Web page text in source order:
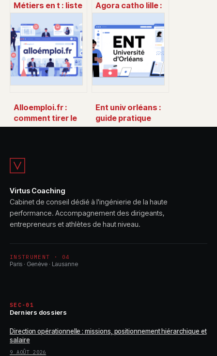
Métiers en t : liste
d’idées de
carrières qui
recrutent
vraiment
Agora catho lille :
tout ce qu’il faut
savoir pour bien
en profiter
Alloemploi.fr :
comment tirer le
meilleur parti de
Ent univ orléans :
guide pratique
complet pour
Virtus Coaching
Cabinet de conseil dédié à l'ingénierie de la haute
performance. Accompagnement des dirigeants,
entrepreneurs et athlètes de haut niveau.
INSTRUMENT · 04
Paris · Genève · Lausanne
SEC-01
Derniers dossiers
Direction opérationnelle : missions, positionnement hiérarchique et
salaire
9 AOÛT 2026